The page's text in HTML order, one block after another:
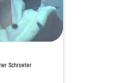
Schroeter